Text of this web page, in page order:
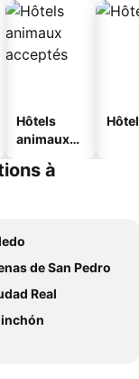
Hôtels
animaux
à
de San Pedro
Real